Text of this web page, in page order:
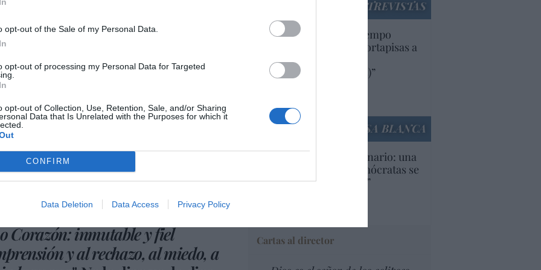
opt-out of the Sale of my Personal Data.
opt-out of processing my Personal Data for Targeted
opt-out of Collection, Use, Retention, Sale, and/or Sharing
Data that Is Unrelated with the Purposes for which it
CONFIRM
Data Deletion Data Access Privacy Policy
estos mares. Mafias que
Tratantes que esclavizan a
vL3W9MRaQf
caridad no hay paz"...
y donde está la humildad, allí está la
es amor y Cristo el consolador
Corazón: inmutable y fiel
y al rechazo, al miedo, a
ENTREVISTAS
“Europa lleva mucho tiempo
poniendo aranceles y cortapisas a
productos y compañías
americanas (y europeas)”
LA CASA BLANCA
EEUU. Inquietante escenario: una
tercera parte de los demócratas se
define como “socialista”
Cartas al director